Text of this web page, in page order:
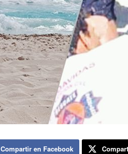
Compartir en Facebook